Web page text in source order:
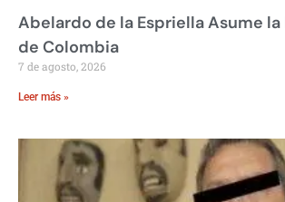
Abelardo de la Espriella Asume
de Colombia
7 de agosto, 2026
Leer más »